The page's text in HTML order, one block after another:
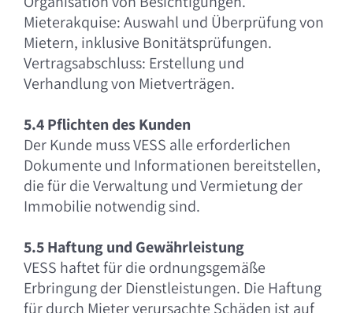
Mieterakquise: Auswahl und Überprüfung von
Mietern, inklusive Bonitätsprüfungen.
Vertragsabschluss: Erstellung und
Verhandlung von Mietverträgen.
5.4 Pflichten des Kunden
Der Kunde muss VESS alle erforderlichen
Dokumente und Informationen bereitstellen,
die für die Verwaltung und Vermietung der
Immobilie notwendig sind.
5.5 Haftung und Gewährleistung
VESS haftet für die ordnungsgemäße
Erbringung der Dienstleistungen. Die Haftung
für durch Mieter verursachte Schäden ist auf